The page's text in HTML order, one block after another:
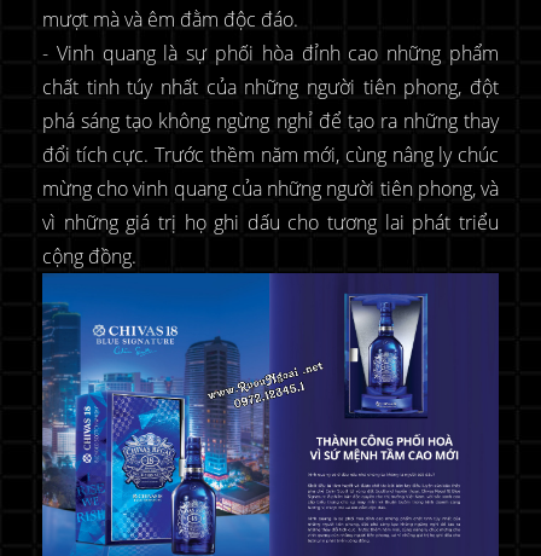
mượt mà và êm đằm độc đáo.
- Vinh quang là sự phối hòa đỉnh cao những phẩm
chất tinh túy nhất của những người tiên phong, đột
phá sáng tạo không ngừng nghỉ để tạo ra những thay
đổi tích cực. Trước thềm năm mới, cùng nâng ly chúc
mừng cho vinh quang của những người tiên phong, và
vì những giá trị họ ghi dấu cho tương lai phát triểu
cộng đồng.